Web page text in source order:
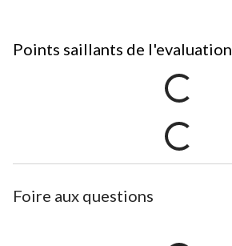
Points saillants de l'evaluation
Foire aux questions